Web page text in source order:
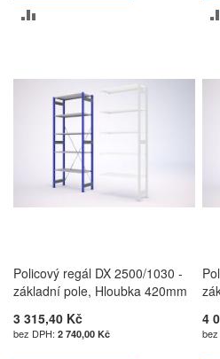
POROVNÁNÍ
Policový regál DX 2500/1030 -
základní pole, Hloubka 420mm
3 315,40 Kč
2 740,00 Kč
4